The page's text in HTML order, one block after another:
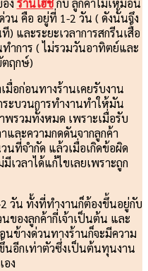
ง ร้านโฮชิ กับ ลูกค้าไม่เหมือน
วน คือ อยู่ที่ 1-2 วัน ( ดังนั้นจึง
และระยะเวลาการสกรีนเสื้อ
ำการ ( ไม่รวมวันอาทิตย์และ
ฤกษ์)
มื่อก่อนทางร้านเคยรับงาน
ะบวนการทำงานทำให้มัน
พรวมทั้งหมด เพราะเมื่อรับ
และความกดดันจากลูกค้า
นที่จำกัด แล้วเมื่อเกิดข้อผิด
วลาได้แก้ไขเลยเพราะถูก
วัน ทั้งที่ทำงานก็ต้องขึ้นอยู่กับ
ของลูกค้ากี่เจ้าเป็นต้น และ
นข้างด่วนทางร้านก็จะมีความ
นอีกเท่าตัวซึ่งเป็นต้นทุนงาน
ง